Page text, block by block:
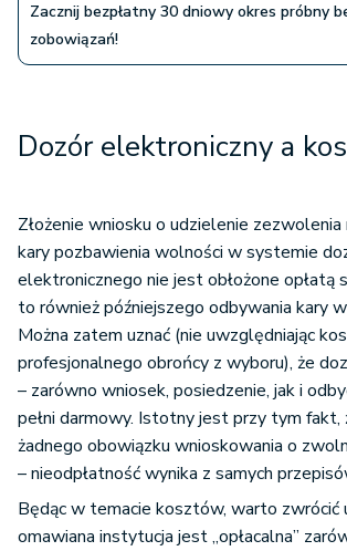
Zacznij bezpłatny 30 dniowy okres próbny
zobowiązań!
Dozór elektroniczny a
Złożenie wniosku o udzielenie
kary pozbawienia wolności w systemie
elektronicznego nie jest obłożone opłatą
to również późniejszego odbywania kary
Można zatem uznać (nie uwzględniając
profesjonalnego obrońcy z wyboru), że
– zarówno wniosek, posiedzenie, jak i
pełni darmowy. Istotny jest przy tym fakt,
żadnego obowiązku wnioskowania o
– nieodpłatność wynika z samych
Będąc w temacie kosztów, warto zwrócić
omawiana instytucja jest „opłacalna”